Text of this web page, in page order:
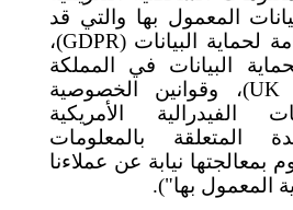
المعمول بها والتي قد
لحماية البيانات (GDPR
)،
البيانات في المملكة
UK
)، وقوانين الخصوصية
الفيدرالية الأمريكية
المتعلقة بالمعلومات
بمعالجتها نيابة عن عملاءنا
المعمول بها").